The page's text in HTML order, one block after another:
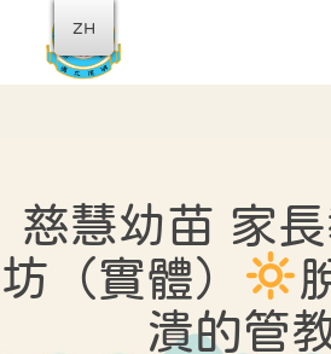
慈慧幼苗 家
坊（實體）
潰的管
ZH